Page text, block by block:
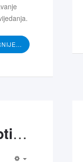
Pismo Saveza baptističkih crkava u Izraelu